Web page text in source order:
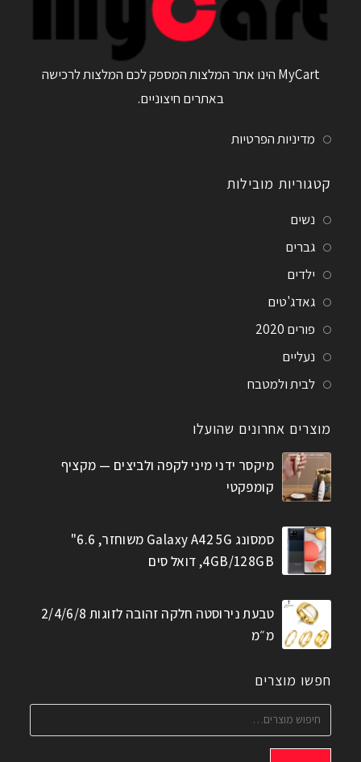
MyCart הינו אתר המלצות המספק לכם המלצות לרכישה
באתרים חיצוניים.
מדיניות הפרטיות
קטגוריות מובילות
נשים
גברים
ילדים
גאדג'טים
פורים 2020
נעליים
לבית ולמטבח
מוצרים אחרונים שהועלו
מיקסר ידני מיני לקפה ולביצים — מקציף
קומפקטי
סמסונג Galaxy A42 5G משוחזר, 6.6"
4GB/128GB, דואל סים
טבעת נירוסטה חלקה זהובה לזוגות 2/4/6/8
מ״מ
חפשו מוצרים